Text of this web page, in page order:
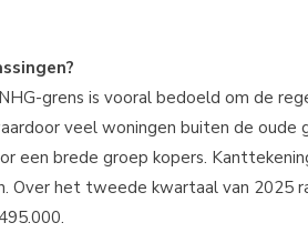
grens is vooral bedoeld om de
veel woningen buiten de oude
een brede groep kopers.
Over het tweede kwartaal van 2025